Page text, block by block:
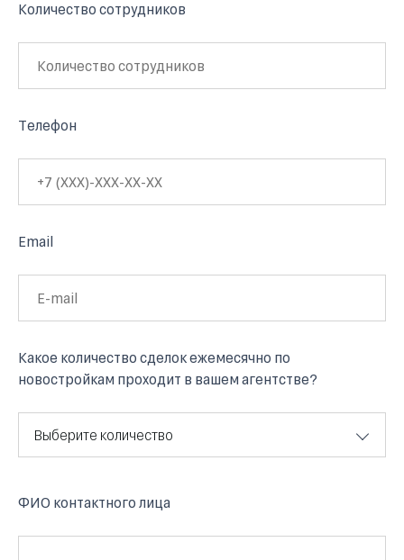
Количество сотрудников
Телефон
Email
Какое количество сделок ежемесячно по
новостройкам проходит в вашем агентстве?
Выберите количество
ФИО контактного лица